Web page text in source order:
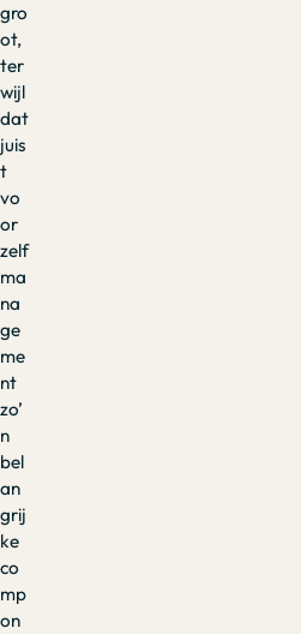
gro
ot,
ter
wijl
dat
juis
t
vo
or
zelf
ma
na
ge
me
nt
zo’
n
bel
an
grij
ke
co
mp
on